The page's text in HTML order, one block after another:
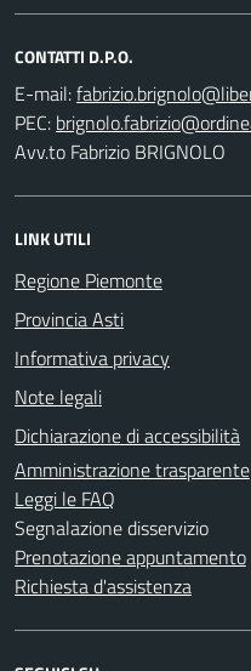
CONTATTI D.P.O.
E-mail:
PEC:
Avv.to Fabrizio BRIGNOLO
LINK UTILI
Regione Piemonte
Provincia Asti
Informativa privacy
Note legali
Dichiarazione di accessibilità
Amministrazione trasparente
Leggi le FAQ
Segnalazione disservizio
Prenotazione appuntamento
Richiesta d'assistenza